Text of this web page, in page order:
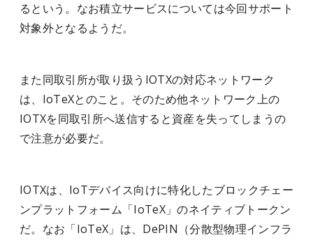
るという。なお積立サービスについては今回サポート
対象外となるようだ。
また同取引所が取り扱うIOTXの対応ネットワーク
は、IoTeXとのこと。そのため他ネットワーク上の
IOTXを同取引所へ送信すると資産を失ってしまうの
で注意が必要だ。
IOTXは、IoTデバイス向けに特化したブロックチェー
ンプラットフォーム「IoTeX」のネイティブトークン
だ。なお「IoTeX」は、DePIN（分散型物理インフラ